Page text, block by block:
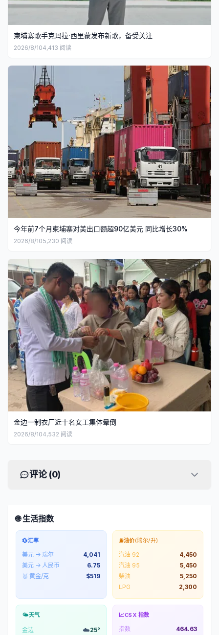
柬埔寨歌手克玛拉·西里蒙发布新歌，备受关注
2026/8/104,413 阅读
今年前7个月柬埔寨对美出口额超90亿美元 同比增长30%
2026/8/105,230 阅读
金边一制衣厂近十名女工集体晕倒
2026/8/104,532 阅读
评论 (0)
🌐 生活指数
💱汇率
美元 → 瑞尔
4,041
美元 → 人民币
6.75
🥇 黄金/克
$519
⛽油价(瑞尔/升)
汽油 92
4,450
汽油 95
5,450
柴油
5,250
LPG
2,300
🌤️天气
金边 ☁️25°
📈CSX 指数
指数
464.63